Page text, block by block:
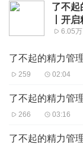
了不起
丨开
代，过
6.05万
259 02:04
了不起的精力管
266 03:16
了不起的精力管